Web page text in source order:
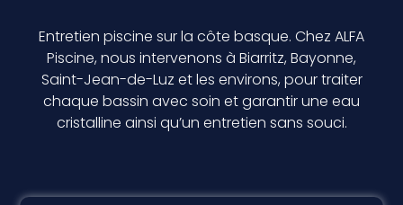
Entretien piscine sur la côte basque. Chez ALFA
Piscine, nous intervenons à Biarritz, Bayonne,
Saint-Jean-de-Luz et les environs, pour traiter
chaque bassin avec soin et garantir une eau
cristalline ainsi qu’un entretien sans souci.